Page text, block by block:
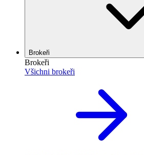
Brokeři
Brokeři
Všichni brokeři